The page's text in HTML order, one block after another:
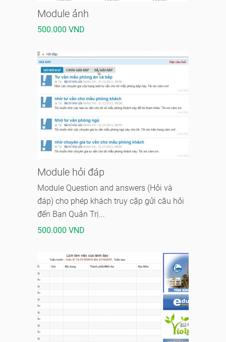
Module ảnh
500.000 VND
Module hỏi đáp
Module Question and answers (Hỏi và
đáp) cho phép khách truy cập gửi câu hỏi
đến Ban Quản Trị...
500.000 VND